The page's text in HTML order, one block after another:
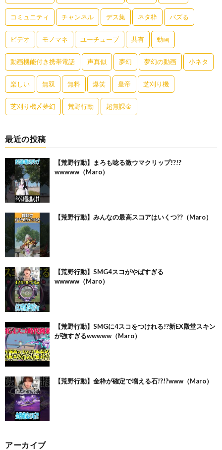
コミュニティ チャンネル デス集 ネタ枠 バズる
ビデオ モノマネ ユーチューブ 共有 動画
動画機能付き携帯電話 声真似 夢幻 夢幻の動画 小ネタ
楽しい 無双 無料 爆笑 皇帝 芝刈り機
芝刈り機〆夢幻 荒野行動 超無課金
最近の投稿
【荒野行動】まろも唸る激ウマクリップ!?!?
wwwww（Maro）
【荒野行動】みんなの最高スコアはいくつ??（Maro）
【荒野行動】SMG4スコがやばすぎる
wwwww（Maro）
【荒野行動】SMGに4スコをつけれる!?新EX殿堂スキン
が強すぎるwwwww（Maro）
【荒野行動】金枠が確定で増える石!?!?www（Maro）
アーカイブ